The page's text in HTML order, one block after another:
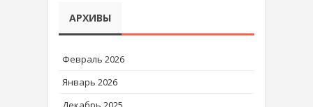
АРХИВЫ
Февраль 2026
Январь 2026